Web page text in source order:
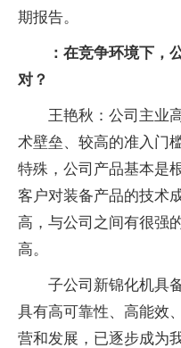
期报告。
：在竞争环境下，
对？
王艳秋：公司主业
术壁垒、较高的准入门
特殊，公司产品基本是
客户对装备产品的技术
高，与公司之间有很强
高。
子公司新锦化机具
具有高可靠性、高能效
营和发展，已逐步成为